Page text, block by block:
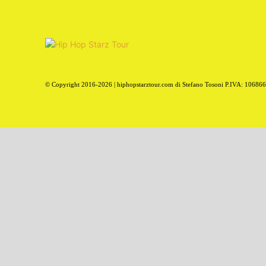
© Copyright 2016-2026 | hiphopstarztour.com di Stefano Tosoni P.IVA: